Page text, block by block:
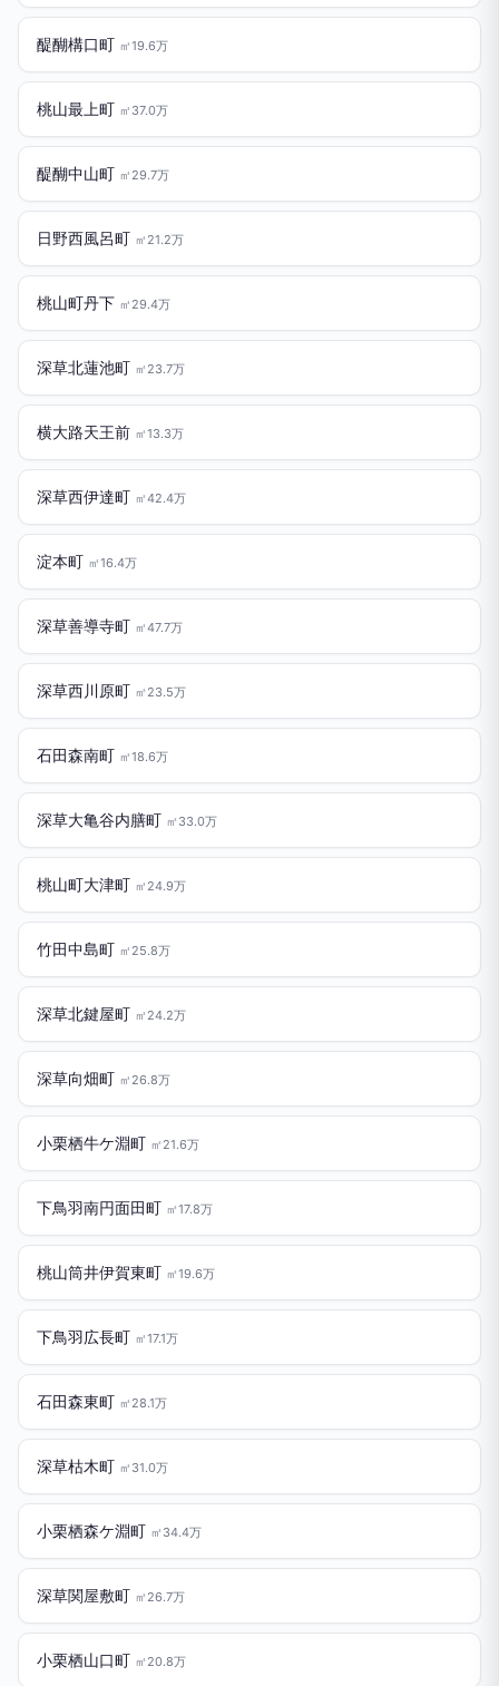
醍醐構口町 ㎡19.6万
桃山最上町 ㎡37.0万
醍醐中山町 ㎡29.7万
日野西風呂町 ㎡21.2万
桃山町丹下 ㎡29.4万
深草北蓮池町 ㎡23.7万
横大路天王前 ㎡13.3万
深草西伊達町 ㎡42.4万
淀本町 ㎡16.4万
深草善導寺町 ㎡47.7万
深草西川原町 ㎡23.5万
石田森南町 ㎡18.6万
深草大亀谷内膳町 ㎡33.0万
桃山町大津町 ㎡24.9万
竹田中島町 ㎡25.8万
深草北鍵屋町 ㎡24.2万
深草向畑町 ㎡26.8万
小栗栖牛ケ淵町 ㎡21.6万
下鳥羽南円面田町 ㎡17.8万
桃山筒井伊賀東町 ㎡19.6万
下鳥羽広長町 ㎡17.1万
石田森東町 ㎡28.1万
深草枯木町 ㎡31.0万
小栗栖森ケ淵町 ㎡34.4万
深草関屋敷町 ㎡26.7万
小栗栖山口町 ㎡20.8万